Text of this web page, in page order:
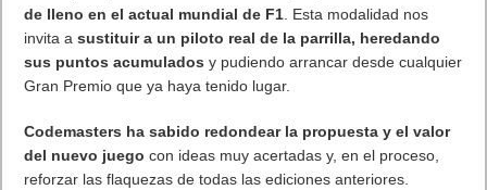
de lleno en el actual mundial de F1 . Esta modalidad nos
invita asustituir a un piloto real de la parrilla, heredando
sus puntos acumulados y pudiendo arrancar desde cualquier
Gran Premio que ya haya tenido lugar.
Codemasters ha sabido redondear la propuesta y el valor
del nuevo juego con ideas muy acertadas y, en el proceso,
reforzar las flaquezas de todas las ediciones anteriores.